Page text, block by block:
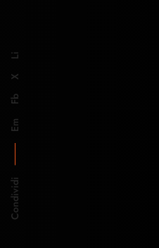
Condividi
Em
Fb
X
Li